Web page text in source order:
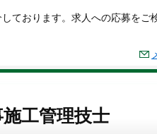
ております。求人への応募をご
工管理技士